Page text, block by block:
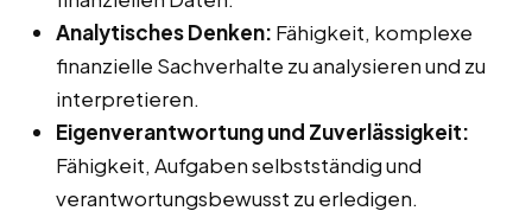
Analytisches Denken: Fähigkeit, komplexe
finanzielle Sachverhalte zu analysieren und zu
interpretieren.
Eigenverantwortung und Zuverlässigkeit:
Fähigkeit, Aufgaben selbstständig und
verantwortungsbewusst zu erledigen.